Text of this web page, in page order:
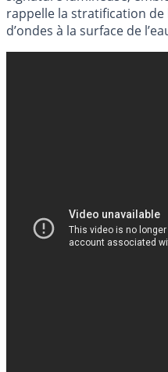
rappelle la stratification de
d’ondes à la surface de